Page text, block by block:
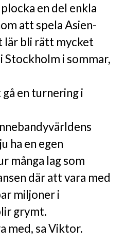
en del enkla
att spela Asien-
lär bli rätt mycket
i sommar,
en turnering i
ha en egen
många lag som
där att vara med
miljoner i
grymt.
med, sa Viktor.